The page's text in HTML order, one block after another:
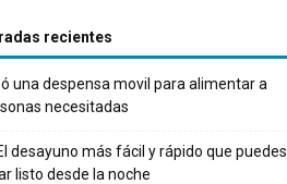
recientes
una despensa movil para alimentar a
necesitadas
desayuno más fácil y rápido que puedes
listo desde la noche